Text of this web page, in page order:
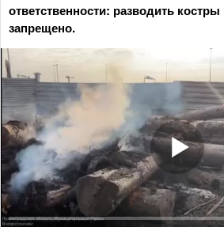
ответственности: разводить
запрещено.